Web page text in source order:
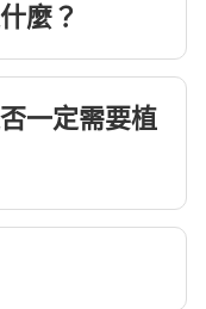
麼？
一定需要植